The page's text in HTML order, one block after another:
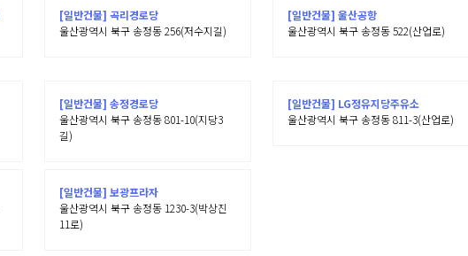
[일반건물] 곡리경로당
울산광역시 북구 송정동 256(저수지길)
[일반건물] 울산공항
울산광역시 북구 송정동 522(산업로)
[일반건물] 송정경로당
울산광역시 북구 송정동 801-10(지당3
길)
[일반건물] LG정유지당주유소
울산광역시 북구 송정동 811-3(산업로)
[일반건물] 보광프라자
울산광역시 북구 송정동 1230-3(박상진
11로)